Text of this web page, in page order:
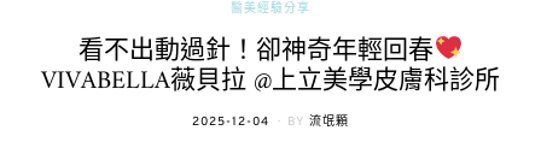
醫美經驗分享
看不出動過針！卻神奇年輕回春
VIVABELLA薇貝拉 @上立美學皮膚科診所
POSTED
2025-12-04 BY 流氓顆